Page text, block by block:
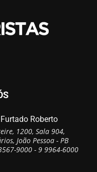
Roberto
1200, Sala 904,
João Pessoa - PB
9000 - 9 9964-6000